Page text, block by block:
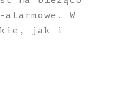
W
jak i